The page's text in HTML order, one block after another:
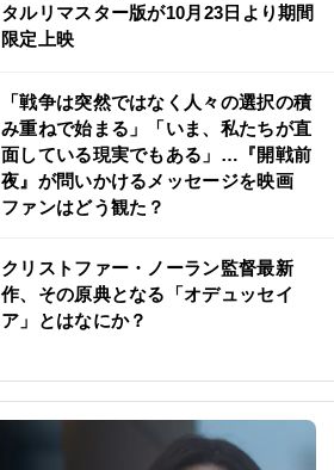
タルリマスター版が10月23日より期間
限定上映
「戦争は突然ではなく人々の選択の積
み重ねで始まる」「いま、私たちが直
面している現実でもある」…『開戦前
夜』が問いかけるメッセージを映画
ファンはどう観た？
クリストファー・ノーラン監督最新
作、その原典となる「オデュッセイ
ア」とはなにか？